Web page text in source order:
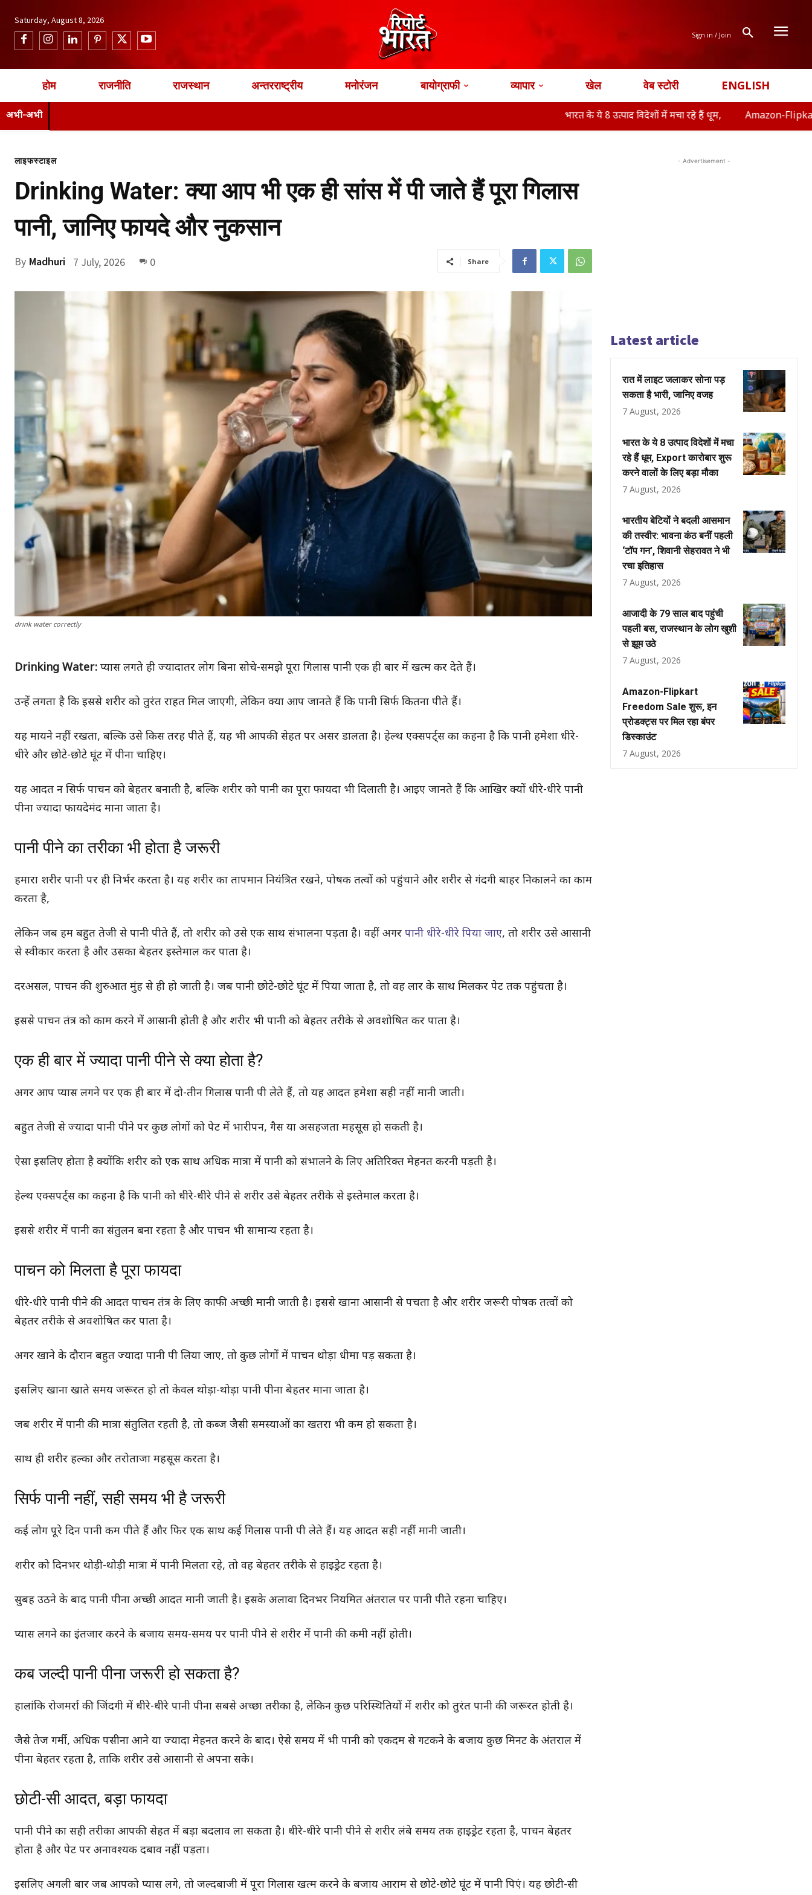
Saturday, August 8, 2026
Sign in / Join
होम राजनीति राजस्थान अन्तरराष्ट्रीय मनोरंजन बायोग्राफी व्यापार खेल वेब स्टोरी ENGLISH
अभी-अभी भारत के ये 8 उत्पाद विदेशों में मचा रहे हैं धूम, Amazon-Flipkart Freedom
लाइफस्टाइल
Drinking Water: क्या आप भी एक ही सांस में पी जाते हैं पूरा गिलास
पानी, जानिए फायदे और नुकसान
By Madhuri 7 July, 2026 0 Share
drink water correctly
Drinking Water: प्यास लगते ही ज्यादातर लोग बिना सोचे-समझे पूरा गिलास पानी एक ही बार में खत्म कर देते हैं।
उन्हें लगता है कि इससे शरीर को तुरंत राहत मिल जाएगी, लेकिन क्या आप जानते हैं कि पानी सिर्फ कितना पीते हैं।
यह मायने नहीं रखता, बल्कि उसे किस तरह पीते हैं, यह भी आपकी सेहत पर असर डालता है। हेल्थ एक्सपर्ट्स का कहना है कि पानी हमेशा धीरे-
धीरे और छोटे-छोटे घूंट में पीना चाहिए।
यह आदत न सिर्फ पाचन को बेहतर बनाती है, बल्कि शरीर को पानी का पूरा फायदा भी दिलाती है। आइए जानते हैं कि आखिर क्यों धीरे-धीरे पानी
पीना ज्यादा फायदेमंद माना जाता है।
पानी पीने का तरीका भी होता है जरूरी
हमारा शरीर पानी पर ही निर्भर करता है। यह शरीर का तापमान नियंत्रित रखने, पोषक तत्वों को पहुंचाने और शरीर से गंदगी बाहर निकालने का काम
करता है,
लेकिन जब हम बहुत तेजी से पानी पीते हैं, तो शरीर को उसे एक साथ संभालना पड़ता है। वहीं अगर पानी धीरे-धीरे पिया जाए, तो शरीर उसे आसानी
से स्वीकार करता है और उसका बेहतर इस्तेमाल कर पाता है।
दरअसल, पाचन की शुरुआत मुंह से ही हो जाती है। जब पानी छोटे-छोटे घूंट में पिया जाता है, तो वह लार के साथ मिलकर पेट तक पहुंचता है।
इससे पाचन तंत्र को काम करने में आसानी होती है और शरीर भी पानी को बेहतर तरीके से अवशोषित कर पाता है।
एक ही बार में ज्यादा पानी पीने से क्या होता है?
अगर आप प्यास लगने पर एक ही बार में दो-तीन गिलास पानी पी लेते हैं, तो यह आदत हमेशा सही नहीं मानी जाती।
बहुत तेजी से ज्यादा पानी पीने पर कुछ लोगों को पेट में भारीपन, गैस या असहजता महसूस हो सकती है।
ऐसा इसलिए होता है क्योंकि शरीर को एक साथ अधिक मात्रा में पानी को संभालने के लिए अतिरिक्त मेहनत करनी पड़ती है।
हेल्थ एक्सपर्ट्स का कहना है कि पानी को धीरे-धीरे पीने से शरीर उसे बेहतर तरीके से इस्तेमाल करता है।
इससे शरीर में पानी का संतुलन बना रहता है और पाचन भी सामान्य रहता है।
पाचन को मिलता है पूरा फायदा
धीरे-धीरे पानी पीने की आदत पाचन तंत्र के लिए काफी अच्छी मानी जाती है। इससे खाना आसानी से पचता है और शरीर जरूरी पोषक तत्वों को
बेहतर तरीके से अवशोषित कर पाता है।
अगर खाने के दौरान बहुत ज्यादा पानी पी लिया जाए, तो कुछ लोगों में पाचन थोड़ा धीमा पड़ सकता है।
इसलिए खाना खाते समय जरूरत हो तो केवल थोड़ा-थोड़ा पानी पीना बेहतर माना जाता है।
जब शरीर में पानी की मात्रा संतुलित रहती है, तो कब्ज जैसी समस्याओं का खतरा भी कम हो सकता है।
साथ ही शरीर हल्का और तरोताजा महसूस करता है।
सिर्फ पानी नहीं, सही समय भी है जरूरी
कई लोग पूरे दिन पानी कम पीते हैं और फिर एक साथ कई गिलास पानी पी लेते हैं। यह आदत सही नहीं मानी जाती।
शरीर को दिनभर थोड़ी-थोड़ी मात्रा में पानी मिलता रहे, तो वह बेहतर तरीके से हाइड्रेट रहता है।
सुबह उठने के बाद पानी पीना अच्छी आदत मानी जाती है। इसके अलावा दिनभर नियमित अंतराल पर पानी पीते रहना चाहिए।
प्यास लगने का इंतजार करने के बजाय समय-समय पर पानी पीने से शरीर में पानी की कमी नहीं होती।
कब जल्दी पानी पीना जरूरी हो सकता है?
हालांकि रोजमर्रा की जिंदगी में धीरे-धीरे पानी पीना सबसे अच्छा तरीका है, लेकिन कुछ परिस्थितियों में शरीर को तुरंत पानी की जरूरत होती है।
जैसे तेज गर्मी, अधिक पसीना आने या ज्यादा मेहनत करने के बाद। ऐसे समय में भी पानी को एकदम से गटकने के बजाय कुछ मिनट के अंतराल में
पीना बेहतर रहता है, ताकि शरीर उसे आसानी से अपना सके।
छोटी-सी आदत, बड़ा फायदा
पानी पीने का सही तरीका आपकी सेहत में बड़ा बदलाव ला सकता है। धीरे-धीरे पानी पीने से शरीर लंबे समय तक हाइड्रेट रहता है, पाचन बेहतर
होता है और पेट पर अनावश्यक दबाव नहीं पड़ता।
इसलिए अगली बार जब आपको प्यास लगे, तो जल्दबाजी में पूरा गिलास खत्म करने के बजाय आराम से छोटे-छोटे घूंट में पानी पिएं। यह छोटी-सी
- Advertisement -
Latest article
रात में लाइट जलाकर सोना पड़
सकता है भारी, जानिए वजह
7 August, 2026
भारत के ये 8 उत्पाद विदेशों में मचा
रहे हैं धूम, Export कारोबार शुरू
करने वालों के लिए बड़ा मौका
7 August, 2026
भारतीय बेटियों ने बदली आसमान
की तस्वीर: भावना कंठ बनीं पहली
‘टॉप गन’, शिवानी सेहरावत ने भी
रचा इतिहास
7 August, 2026
आजादी के 79 साल बाद पहुंची
पहली बस, राजस्थान के लोग खुशी
से झूम उठे
7 August, 2026
Amazon-Flipkart
Freedom Sale शुरू, इन
प्रोडक्ट्स पर मिल रहा बंपर
डिस्काउंट
7 August, 2026